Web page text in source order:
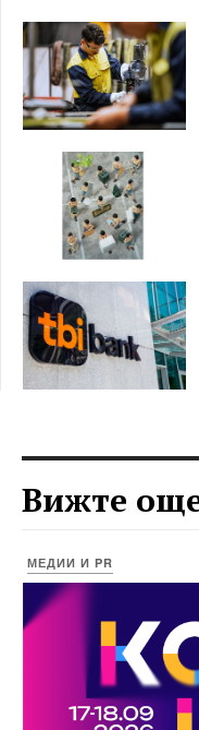
Вижте
МЕДИИ И PR